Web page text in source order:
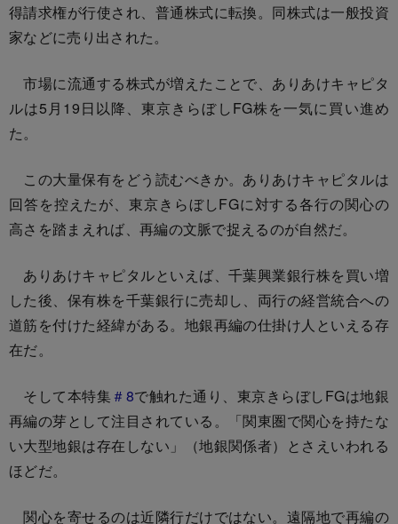
得請求権が行使され、普通株式に転換。同株式は一般投資
家などに売り出された。
市場に流通する株式が増えたことで、ありあけキャピタ
ルは5月19日以降、東京きらぼしFG株を一気に買い進め
た。
この大量保有をどう読むべきか。ありあけキャピタルは
回答を控えたが、東京きらぼしFGに対する各行の関心の
高さを踏まえれば、再編の文脈で捉えるのが自然だ。
ありあけキャピタルといえば、千葉興業銀行株を買い増
した後、保有株を千葉銀行に売却し、両行の経営統合への
道筋を付けた経緯がある。地銀再編の仕掛け人といえる存
在だ。
そして本特集＃8で触れた通り、東京きらぼしFGは地銀
再編の芽として注目されている。「関東圏で関心を持たな
い大型地銀は存在しない」（地銀関係者）とさえいわれる
ほどだ。
関心を寄せるのは近隣行だけではない。遠隔地で再編の